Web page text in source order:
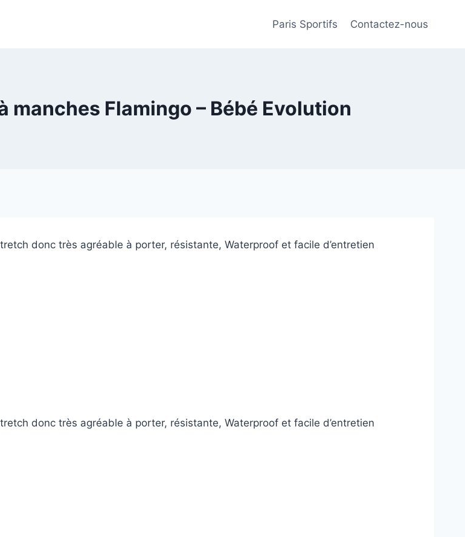
Paris Sportifs Contactez-nous
manches Flamingo – Bébé Evolution
donc très agréable à porter, résistante, Waterproof et facile d’entretien
donc très agréable à porter, résistante, Waterproof et facile d’entretien